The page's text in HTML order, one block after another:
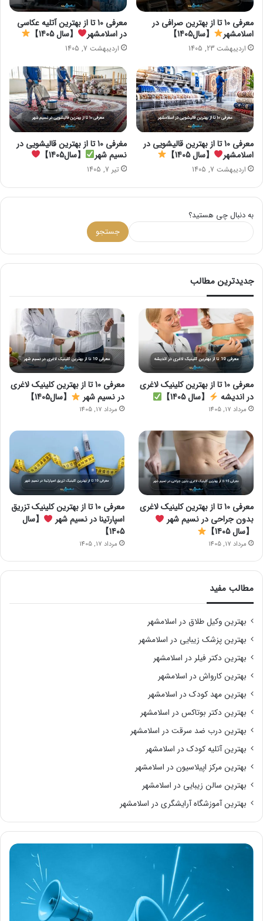
معرفی 10 تا از بهترین صرافی در
اسلامشهر
【سال1405】
اردیبهشت 23, 1405
معرفی 10 تا از بهترین آتلیه عکاسی
در اسلامشهر
【سال 1405】
اردیبهشت 7, 1405
معرفی 10 تا از بهترین قالیشویی در
اسلامشهر
【سال 1405】
اردیبهشت 7, 1405
مغرفی 10 تا از بهترین قالیشویی در
نسیم شهر
【سال1405】
تیر 7, 1405
به دنبال چی هستید؟
جستجو
جدیدترین مطالب
معرفی 10 تا از بهترین کلینیک لاغری
در اندیشه
【سال 1405】
مرداد 17, 1405
معرفی 10 تا از بهترین کلینیک لاغری
در نسیم شهر
【سال1405】
مرداد 17, 1405
معرفی 10 تا از بهترین کلینیک لاغری
بدون جراحی در نسیم شهر
【سال 1405】
مرداد 17, 1405
معرفی 10 تا از بهترین کلینیک تزریق
اسپارتینا در نسیم شهر
【سال
1405】
مرداد 17, 1405
مطالب مفید
بهترین وکیل طلاق در اسلامشهر
بهترین پزشک زیبایی در اسلامشهر
بهترین دکتر فیلر در اسلامشهر
بهترین کارواش در اسلامشهر
بهترین مهد کودک در اسلامشهر
بهترین دکتر بوتاکس در اسلامشهر
بهترین درب ضد سرقت در اسلامشهر
بهترین آتلیه کودک در اسلامشهر
بهترین مرکز اپیلاسیون در اسلامشهر
بهترین سالن زیبایی در اسلامشهر
بهترین آموزشگاه آرایشگری در اسلامشهر